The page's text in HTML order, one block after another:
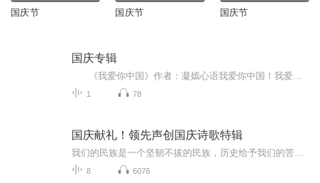
国庆节 国庆节 国庆节
国庆专辑
1 78
国庆献礼！领先声创国庆诗歌特辑
8 6076